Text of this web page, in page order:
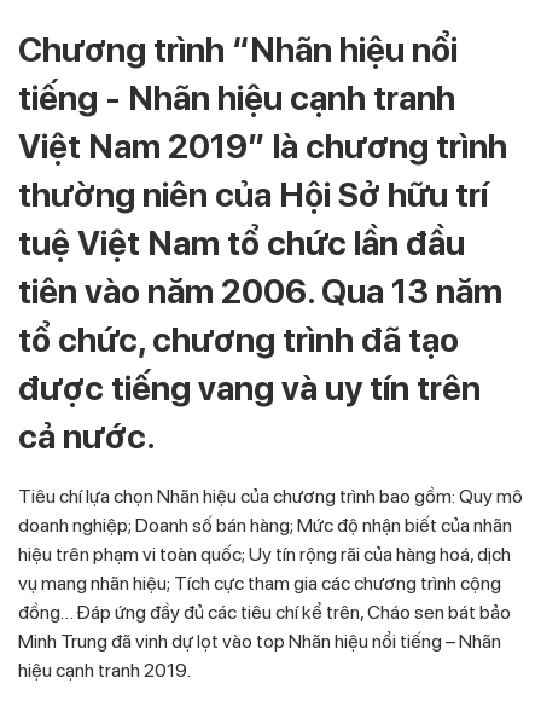
Chương trình “Nhãn hiệu nổi
tiếng - Nhãn hiệu cạnh tranh
Việt Nam 2019” là chương trình
thường niên của Hội Sở hữu trí
tuệ Việt Nam tổ chức lần đầu
tiên vào năm 2006. Qua 13 năm
tổ chức, chương trình đã tạo
được tiếng vang và uy tín trên
cả nước.
Tiêu chí lựa chọn Nhãn hiệu của chương trình bao gồm: Quy mô
doanh nghiệp; Doanh số bán hàng; Mức độ nhận biết của nhãn
hiệu trên phạm vi toàn quốc; Uy tín rộng rãi của hàng hoá, dịch
vụ mang nhãn hiệu; Tích cực tham gia các chương trình cộng
đồng… Đáp ứng đầy đủ các tiêu chí kể trên, Cháo sen bát bảo
Minh Trung đã vinh dự lọt vào top Nhãn hiệu nổi tiếng – Nhãn
hiệu cạnh tranh 2019.